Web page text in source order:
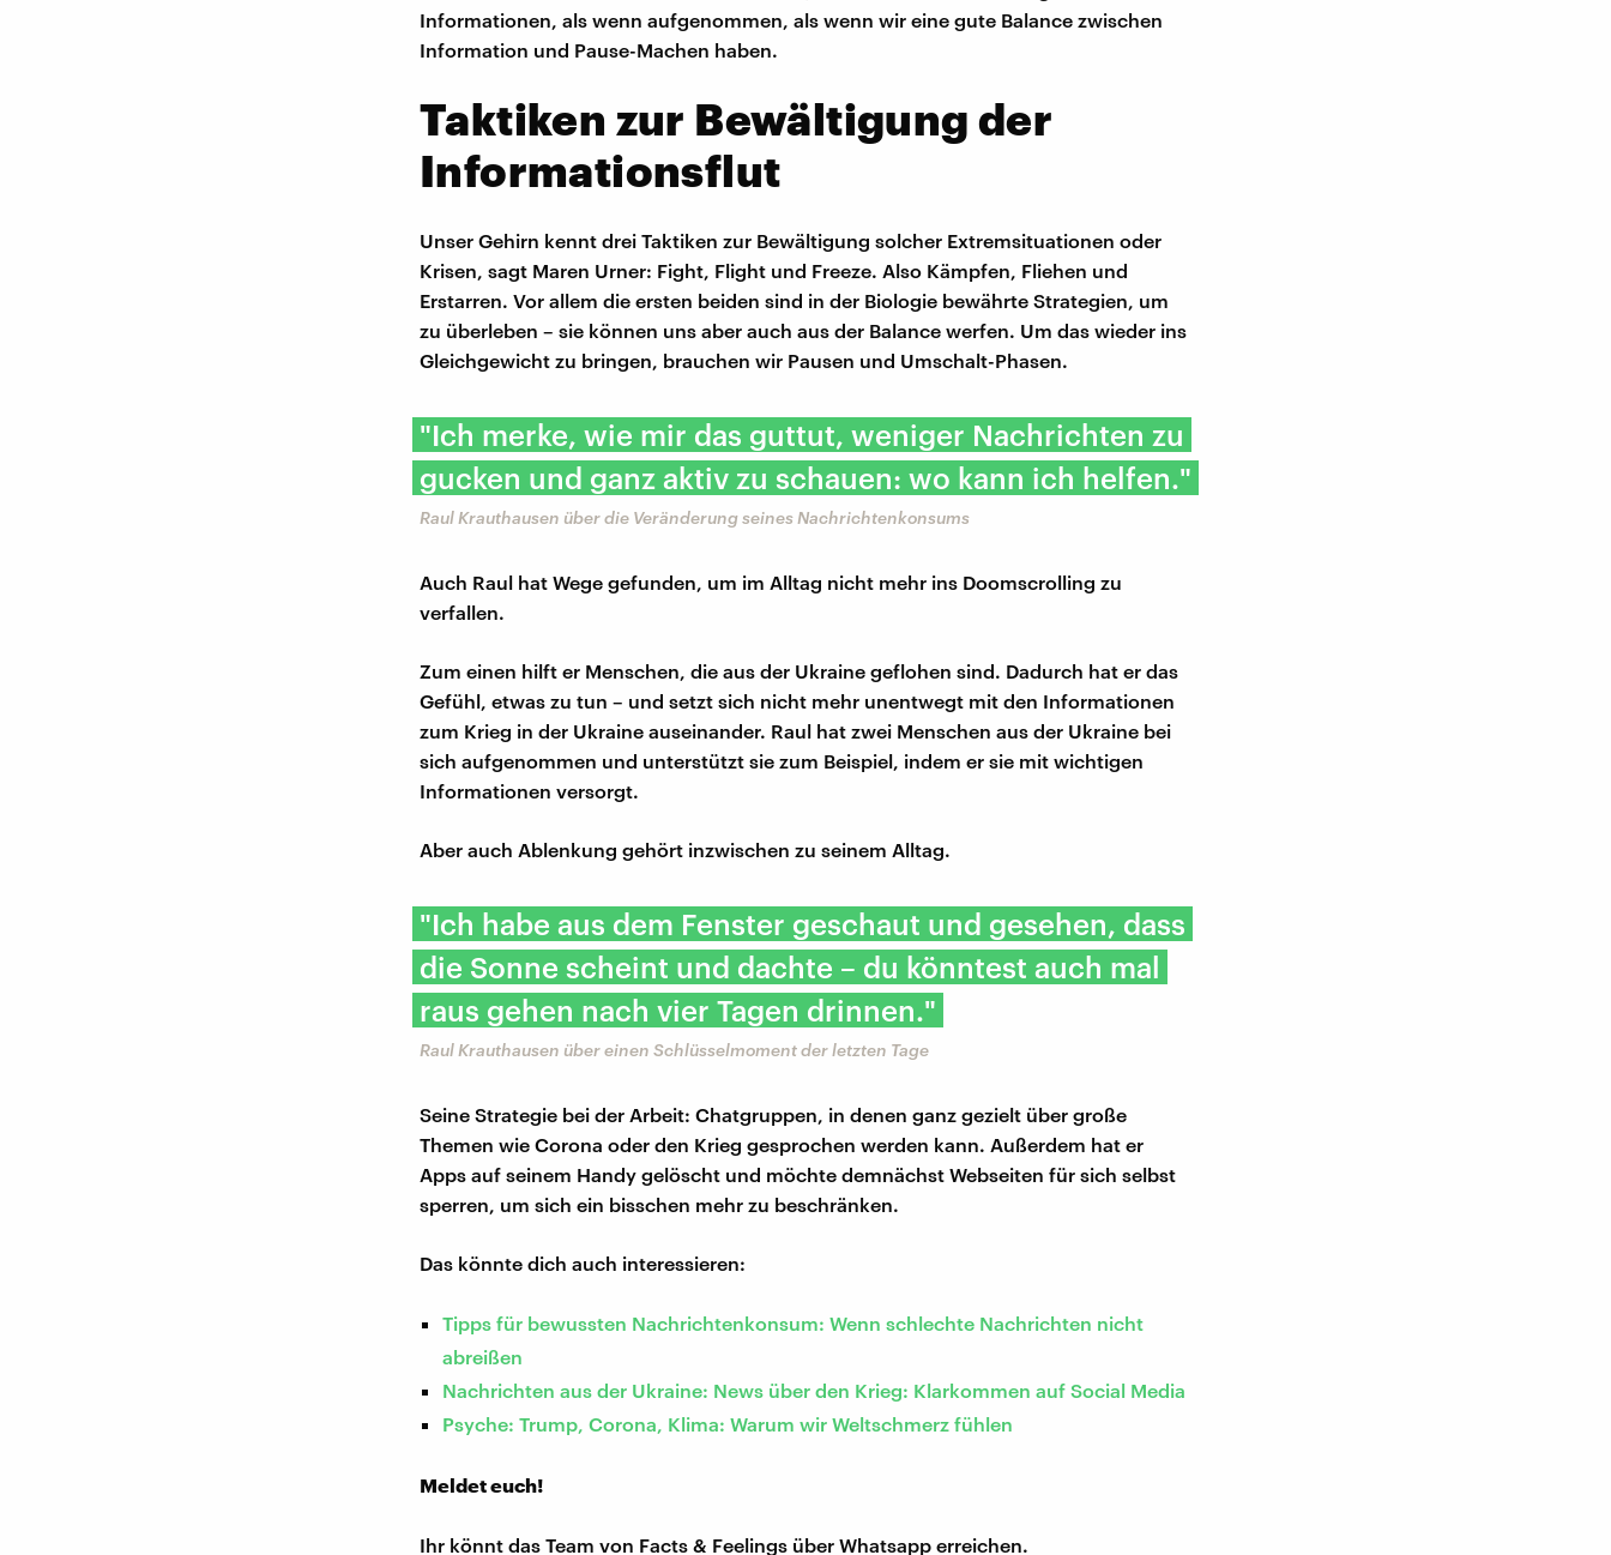
Informationen, als wenn aufgenommen, als wenn wir eine gute Balance zwischen
Information und Pause-Machen haben.
Taktiken zur Bewältigung der
Informationsflut
Unser Gehirn kennt drei Taktiken zur Bewältigung solcher Extremsituationen oder
Krisen, sagt Maren Urner: Fight, Flight und Freeze. Also Kämpfen, Fliehen und
Erstarren. Vor allem die ersten beiden sind in der Biologie bewährte Strategien, um
zu überleben – sie können uns aber auch aus der Balance werfen. Um das wieder ins
Gleichgewicht zu bringen, brauchen wir Pausen und Umschalt-Phasen.
"Ich merke, wie mir das guttut, weniger Nachrichten zu
gucken und ganz aktiv zu schauen: wo kann ich helfen."
Raul Krauthausen über die Veränderung seines Nachrichtenkonsums
Auch Raul hat Wege gefunden, um im Alltag nicht mehr ins Doomscrolling zu
verfallen.
Zum einen hilft er Menschen, die aus der Ukraine geflohen sind. Dadurch hat er das
Gefühl, etwas zu tun – und setzt sich nicht mehr unentwegt mit den Informationen
zum Krieg in der Ukraine auseinander. Raul hat zwei Menschen aus der Ukraine bei
sich aufgenommen und unterstützt sie zum Beispiel, indem er sie mit wichtigen
Informationen versorgt.
Aber auch Ablenkung gehört inzwischen zu seinem Alltag.
"Ich habe aus dem Fenster geschaut und gesehen, dass
die Sonne scheint und dachte – du könntest auch mal
raus gehen nach vier Tagen drinnen."
Raul Krauthausen über einen Schlüsselmoment der letzten Tage
Seine Strategie bei der Arbeit: Chatgruppen, in denen ganz gezielt über große
Themen wie Corona oder den Krieg gesprochen werden kann. Außerdem hat er
Apps auf seinem Handy gelöscht und möchte demnächst Webseiten für sich selbst
sperren, um sich ein bisschen mehr zu beschränken.
Das könnte dich auch interessieren:
Tipps für bewussten Nachrichtenkonsum: Wenn schlechte Nachrichten nicht
abreißen
Nachrichten aus der Ukraine: News über den Krieg: Klarkommen auf Social Media
Psyche: Trump, Corona, Klima: Warum wir Weltschmerz fühlen
Meldet euch!
Ihr könnt das Team von Facts & Feelings über Whatsapp erreichen.